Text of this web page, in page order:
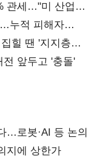
관세…"미 산업
누적 피해자
힐 땐 '지지층
앞두고 '충돌'
…로봇·AI 등 논의
지에 상한가